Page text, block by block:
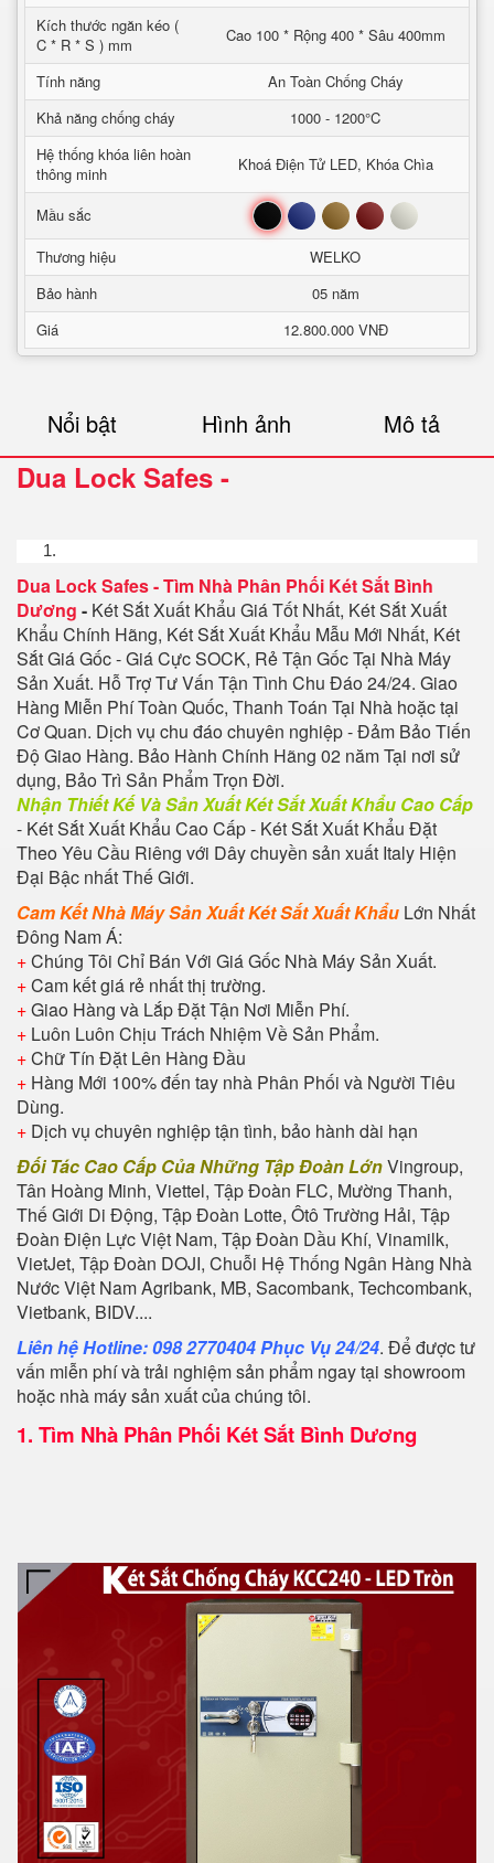
Kích thước ngăn kéo (
C * R * S ) mm
Cao 100 * Rộng 400 * Sâu 400mm
Tính năng
An Toàn Chống Cháy
Khả năng chống cháy
1000 - 1200°C
Hệ thống khóa liên hoàn
thông minh
Khoá Điện Tử LED, Khóa Chìa
Mầu sắc Đen Xanh Nâu Đỏ Trắng
Thương hiệu
WELKO
Bảo hành
05 năm
Giá
12.800.000 VNĐ
Nổi bật Hình ảnh Mô tả
Dua Lock Safes -
Dua Lock Safes-Tìm Nhà Phân Phối Két Sắt Bình
Dương - Két Sắt Xuất Khẩu Giá Tốt Nhất, Két Sắt Xuất
Khẩu Chính Hãng, Két Sắt Xuất Khẩu Mẫu Mới Nhất, Két
Sắt Giá Gốc - Giá Cực SOCK, Rẻ Tận Gốc Tại Nhà Máy
Sản Xuất. Hỗ Trợ Tư Vấn Tận Tình Chu Đáo 24/24. Giao
Hàng Miễn Phí Toàn Quốc, Thanh Toán Tại Nhà hoặc tại
Cơ Quan. Dịch vụ chu đáo chuyên nghiệp - Đảm Bảo Tiến
Độ Giao Hàng. Bảo Hành Chính Hãng 02 năm Tại nơi sử
dụng, Bảo Trì Sản Phẩm Trọn Đời.
Nhận Thiết Kế Và Sản Xuất Két Sắt Xuất Khẩu Cao Cấp
- Két Sắt Xuất Khẩu Cao Cấp - Két Sắt Xuất Khẩu Đặt
Theo Yêu Cầu Riêng với Dây chuyền sản xuất Italy Hiện
Đại Bậc nhất Thế Giới.
Cam Kết Nhà Máy Sản Xuất KétSắt Xuất Khẩu Lớn Nhất
Đông Nam Á:
+Chúng Tôi Chỉ Bán Với Giá Gốc Nhà Máy Sản Xuất.
+Cam kết giá rẻ nhất thị trường.
+Giao Hàng và Lắp Đặt Tận Nơi Miễn Phí.
+ Luôn Luôn Chịu Trách Nhiệm Về Sản Phẩm.
+Chữ Tín Đặt Lên Hàng Đầu
+ Hàng Mới 100% đến tay nhà Phân Phối và Người Tiêu
Dùng.
+ Dịch vụ chuyên nghiệp tận tình, bảo hành dài hạn
Đối Tác Cao Cấp Của Những Tập Đoàn LớnVingroup,
Tân Hoàng Minh, Viettel, Tập Đoàn FLC, Mường Thanh,
Thế Giới Di Động, Tập Đoàn Lotte, Ôtô Trường Hải, Tập
Đoàn Điện Lực Việt Nam, Tập Đoàn Dầu Khí, Vinamilk,
VietJet, Tập Đoàn DOJI, Chuỗi Hệ Thống Ngân Hàng Nhà
Nước Việt Nam Agribank, MB, Sacombank, Techcombank,
Vietbank, BIDV....
Liên hệ Hotline: 098 2770404 Phục Vụ 24/24. Để được tư
vấn miễn phí và trải nghiệm sản phẩm ngay tại showroom
hoặc nhà máy sản xuất của chúng tôi.
1. Tìm Nhà Phân Phối Két Sắt Bình Dương